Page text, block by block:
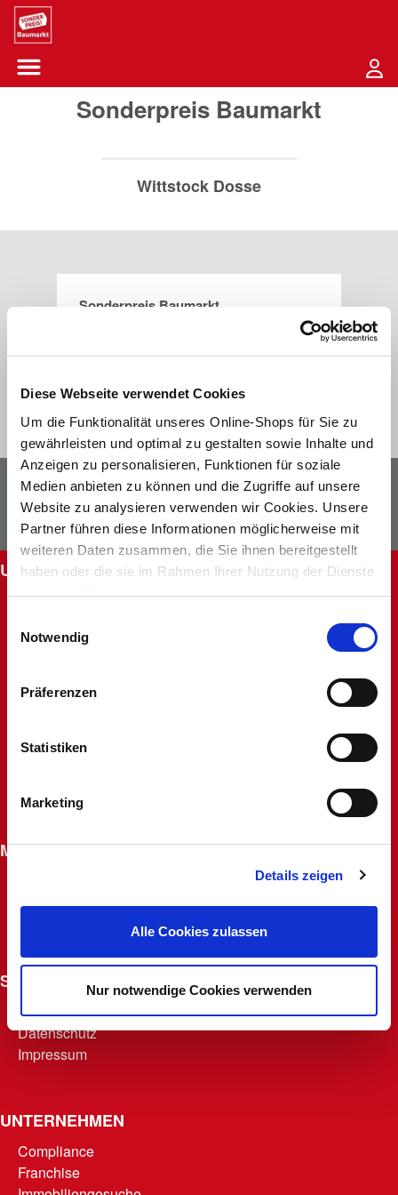
Diese Webseite verwendet Cookies
Um die Funktionalität unseres Online-Shops für Sie zu
gewährleisten und optimal zu gestalten sowie Inhalte und
Anzeigen zu personalisieren, Funktionen für soziale
Medien anbieten zu können und die Zugriffe auf unsere
Website zu analysieren verwenden wir Cookies. Unsere
Partner führen diese Informationen möglicherweise mit
weiteren Daten zusammen, die Sie ihnen bereitgestellt
haben oder die sie im Rahmen Ihrer Nutzung der Dienste
gesammelt haben.
Notwendig
Präferenzen
Statistiken
Marketing
Details zeigen
Alle Cookies zulassen
Nur notwendige Cookies verwenden
Sounder Preis Logo
Menü öffnen-Schaltfläche
Sonderpreis Baumarkt
Wittstock Dosse
Sonderpreis Baumarkt
Berliner Straße 1
Newsletter Facebook
Instagram
UNSERE SERVICES
Abholung im Markt
FAQ - Häufig gestellte Fragen
Kontakt
Unsere Märkte
Widerruf oder Reklamation anlegen
Widerrufsrecht für Fernabsatzverträge
MACHERKARTE
Macherfamilie
SONSTIGES
AGB
Datenschutz
Impressum
UNTERNEHMEN
Compliance
Franchise